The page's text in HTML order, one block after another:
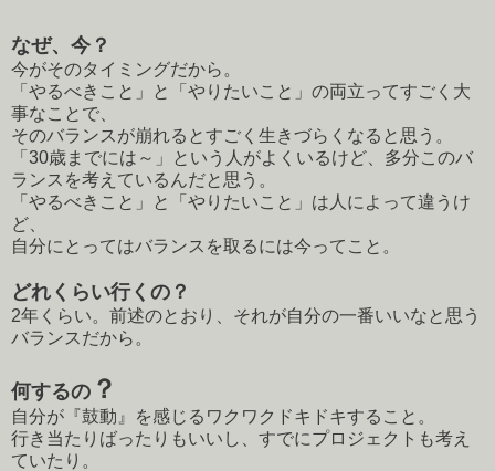
なぜ、今？
今がそのタイミングだから。
「やるべきこと」と「やりたいこと」の両立ってすごく大
事なことで、
そのバランスが崩れるとすごく生きづらくなると思う。
「30歳までには～」という人がよくいるけど、多分このバ
ランスを考えているんだと思う。
「やるべきこと」と「やりたいこと」は人によって違うけ
ど、
自分にとってはバランスを取るには今ってこと。
どれくらい行くの？
2年くらい。前述のとおり、それが自分の一番いいなと思う
バランスだから。
何するの ？
自分が『鼓動』を感じるワクワクドキドキすること。
行き当たりばったりもいいし、すでにプロジェクトも考え
ていたり。